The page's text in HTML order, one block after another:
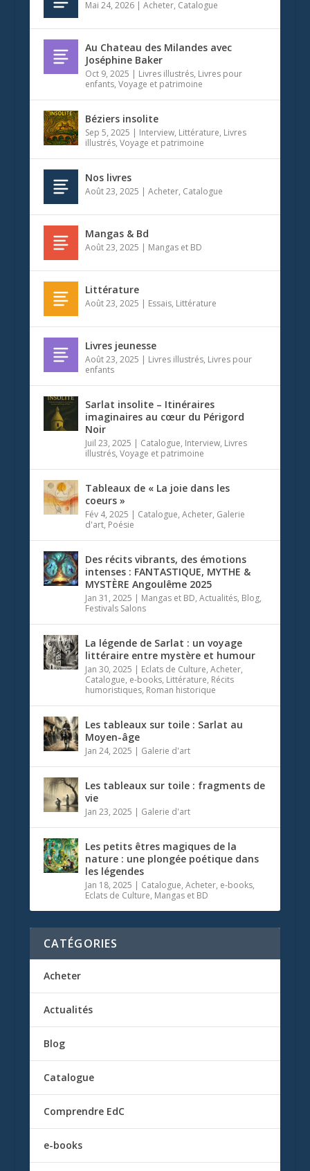
Mai 24, 2026| Acheter, Catalogue
Au Chateau des Milandes avec
Joséphine Baker
Oct 9, 2025 | Livres illustrés, Livres pour
enfants, Voyage et patrimoine
Béziers insolite
Sep 5, 2025 | Interview, Littérature, Livres
illustrés, Voyage et patrimoine
Nos livres
Août 23, 2025 | Acheter, Catalogue
Mangas & Bd
Août 23, 2025 | Mangas et BD
Littérature
Août 23, 2025 | Essais, Littérature
Livres jeunesse
Août 23, 2025 | Livres illustrés, Livres pour
enfants
Sarlat insolite – Itinéraires
imaginaires au cœur du Périgord
Noir
Juil 23, 2025 | Catalogue, Interview, Livres
illustrés, Voyage et patrimoine
Tableaux de « La joie dans les
coeurs »
Fév 4, 2025 | Catalogue, Acheter, Galerie
d'art, Poésie
Des récits vibrants, des émotions
intenses : FANTASTIQUE, MYTHE &
MYSTÈRE Angoulême 2025
Jan 31, 2025 | Mangas et BD, Actualités, Blog,
Festivals Salons
La légende de Sarlat : un voyage
littéraire entre mystère et humour
Jan 30, 2025 | Eclats de Culture, Acheter,
Catalogue, e-books, Littérature, Récits
humoristiques, Roman historique
Les tableaux sur toile : Sarlat au
Moyen-âge
Jan 24, 2025 | Galerie d'art
Les tableaux sur toile : fragments de
vie
Jan 23, 2025 | Galerie d'art
Les petits êtres magiques de la
nature : une plongée poétique dans
les légendes
Jan 18, 2025 | Catalogue, Acheter, e-books,
Eclats de Culture, Mangas et BD
CATÉGORIES
Acheter
Actualités
Blog
Catalogue
Comprendre EdC
e-books